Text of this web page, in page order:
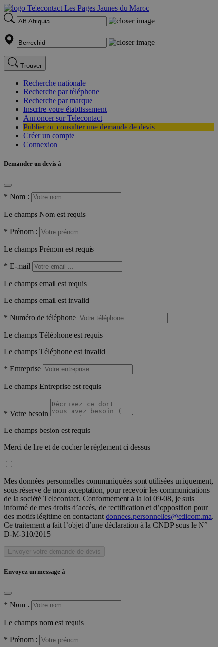
Trouver
Recherche nationale
Recherche par téléphone
Recherche par marque
Inscrire votre établissement
Annoncer sur Telecontact
Publier ou consulter une demande de devis
Créer un compte
Connexion
Demander un devis à
* Nom :
Le champs Nom est requis
* Prénom :
Le champs Prénom est requis
* E-mail
Le champs email est requis
Le champs email est invalid
* Numéro de téléphone
Le champs Téléphone est requis
Le champs Téléphone est invalid
* Entreprise
Le champs Entreprise est requis
* Votre besoin
Le champs besion est requis
Merci de lire et de cocher le règlement ci dessus
Mes données personnelles communiquées sont utilisées uniquement,
sous réserve de mon acceptation, pour recevoir les communications
de la société Télécontact. Conformément à la loi 09-08, je suis
informé de mes droits d’accès, de rectification et d’opposition pour
des motifs légitime en contactant donnees.personnelles@edicom.ma.
Ce traitement a fait l’objet d’une déclaration à la CNDP sous le N°
D-M-310/2015
Envoyer votre demande de devis
Envoyez un message à
* Nom :
Le champs nom est requis
* Prénom :